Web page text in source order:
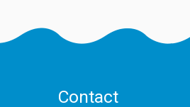
Contact